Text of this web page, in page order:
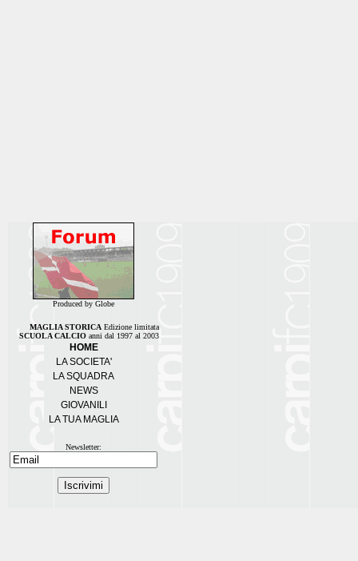
Produced by Globe
MAGLIA STORICA Edizione limitata
SCUOLA CALCIO anni dal 1997 al 2003
HOME
LA SOCIETA'
LA SQUADRA
NEWS
GIOVANILI
LA TUA MAGLIA
Newsletter: